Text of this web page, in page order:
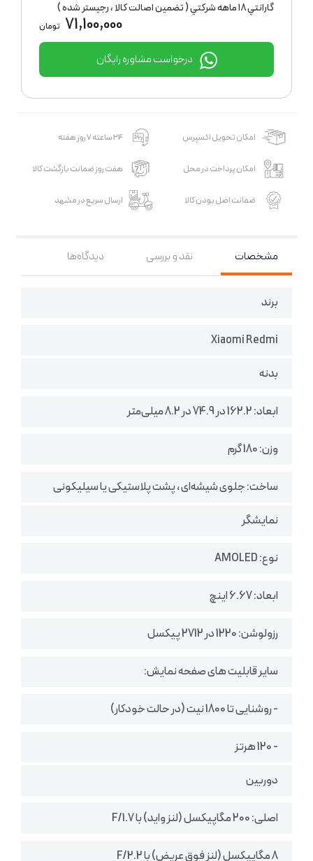
گارانتي ١٨ ماهه شركتي ( تضمين اصالت كالا ، رجيستر شده )
71,100,000 تومان
درخواست مشاوره رایگان
امکان تحویل اکسپرس 24 ساعته 7 روز هفته
امکان پرداخت در محل هفت روز ضمانت بازگشت کالا
ضمانت اصل بودن کالا ارسال سریع در مشهد
مشخصات نقد و بررسی دیدگاه‌ها
برند
Xiaomi Redmi
بدنه
ابعاد: 162.2 در 74.9 در 8.2 میلی‌متر
وزن: 180 گرم
ساخت: جلوی شیشه‌ای ، پشت پلاستیکی یا سیلیکونی
نمایشگر
نوع: AMOLED
ابعاد: 6.67 اینچ
رزولوشن: 1220 در 2712 پیکسل
سایر قابلیت های صفحه نمایش:
- روشنایی تا 1800 نیت (در حالت خودکار)
- 120 هرتز
دوربین
اصلی: 200 مگاپیکسل (لنز واید) با F/1.7
8 مگاپیکسل (لنز فوق‌ عریض) با F/2.2